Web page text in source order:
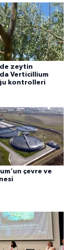
zeytin
Verticillium
kontrolleri
çevre ve